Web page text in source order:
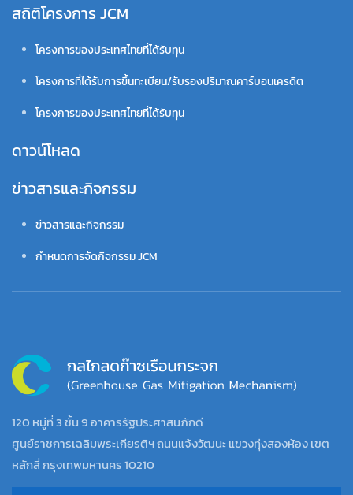
สถิติโครงการ JCM
โครงการของประเทศไทยที่ได้รับทุน
โครงการที่ได้รับการขึ้นทะเบียน/รับรองปริมาณคาร์บอนเครดิต
โครงการของประเทศไทยที่ได้รับทุน
ดาวน์โหลด
ข่าวสารและกิจกรรม
ข่าวสารและกิจกรรม
กำหนดการจัดกิจกรรม JCM
120 หมู่ที่ 3 ชั้น 9 อาคารรัฐประศาสนภักดี
ศูนย์ราชการเฉลิมพระเกียรติฯ ถนนแจ้งวัฒนะ แขวงทุ่งสองห้อง เขต
หลักสี่ กรุงเทพมหานคร 10210